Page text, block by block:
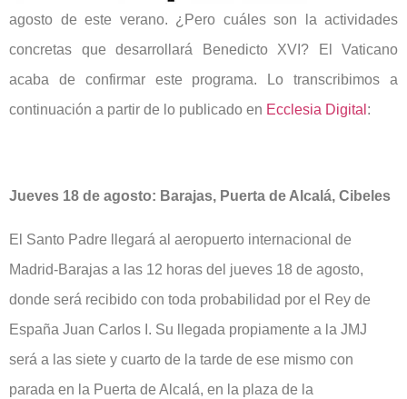
agosto de este verano. ¿Pero cuáles son la actividades
concretas que desarrollará Benedicto XVI? El Vaticano
acaba de confirmar este programa. Lo transcribimos a
continuación a partir de lo publicado en Ecclesia Digital :
Jueves 18 de agosto: Barajas, Puerta de Alcalá, Cibeles
El Santo Padre llegará al aeropuerto internacional de
Madrid-Barajas a las 12 horas del jueves 18 de agosto,
donde será recibido con toda probabilidad por el Rey de
España Juan Carlos I. Su llegada propiamente a la JMJ
será a las siete y cuarto de la tarde de ese mismo con
parada en la Puerta de Alcalá, en la plaza de la